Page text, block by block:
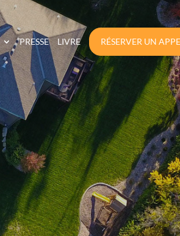
PRESSE LIVRE RÉSERVER UN